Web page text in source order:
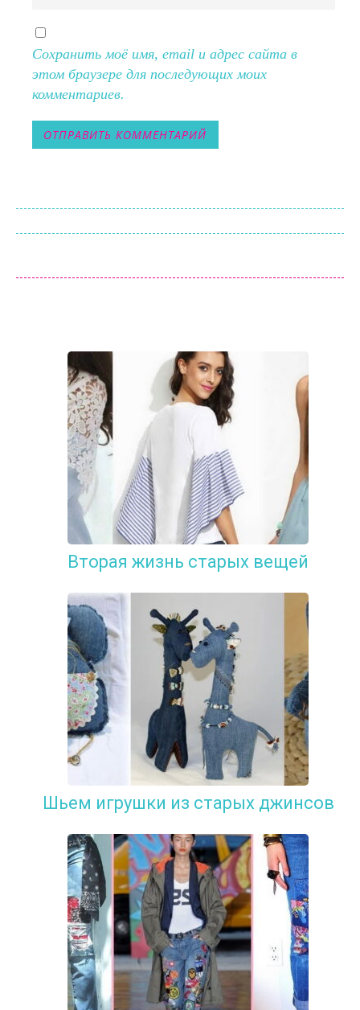
Сохранить моё имя, email и адрес сайта в
этом браузере для последующих моих
комментариев.
Вторая жизнь старых вещей
Шьем игрушки из старых джинсов